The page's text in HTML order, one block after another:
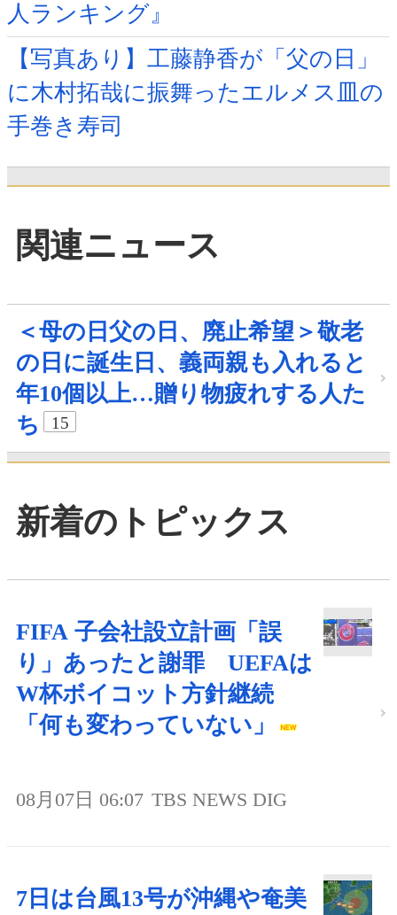
人ランキング』
【写真あり】工藤静香が「父の日」
に木村拓哉に振舞ったエルメス皿の
手巻き寿司
関連ニュース
＜母の日父の日、廃止希望＞敬老
の日に誕生日、義両親も入れると
年10個以上…贈り物疲れする人た
ち
15
新着のトピックス
FIFA 子会社設立計画「誤
り」あったと謝罪 UEFAは
W杯ボイコット方針継続
「何も変わっていない」
08月07日 06:07 TBS NEWS DIG
7日は台風13号が沖縄や奄美